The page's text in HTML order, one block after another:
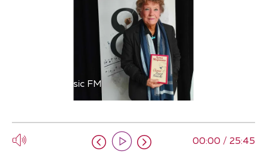
Снимка: Classic FM
00:00 / 25:45